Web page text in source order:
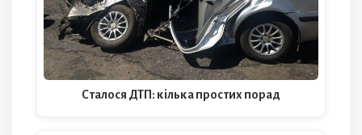
Сталося ДТП: кілька простих порад